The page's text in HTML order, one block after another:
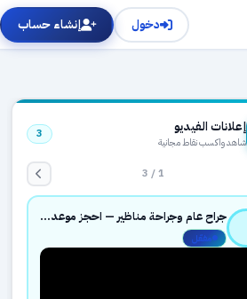
دخول إنشاء حساب
إعلانات الفيديو
شاهد واكسب نقاط مجانية
3
1 / 3
جراح عام وجراحة مناظير — احجز موعدك بثقة عبر حجزك الطبي
مفعّل